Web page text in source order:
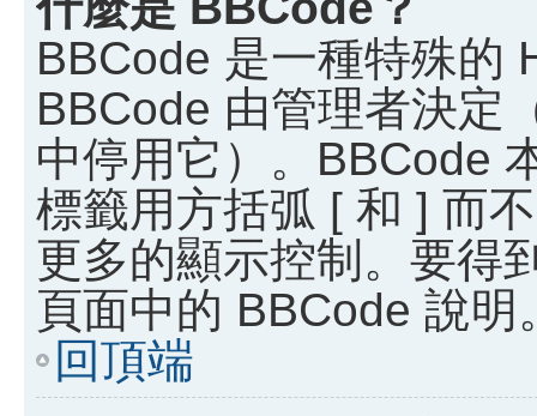
BBCode 是一種特殊的
BBCode 由管理者決定
中停用它）。BBCode
標籤用方括弧 [ 和 ] 而
更多的顯示控制。要得
頁面中的 BBCode 說明
回頂端